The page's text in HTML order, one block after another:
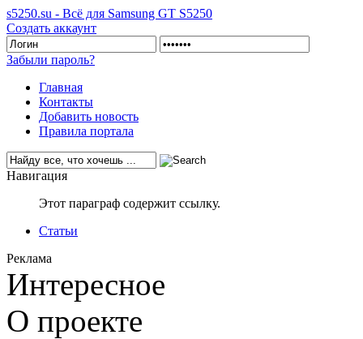
s5250.su - Всё для Samsung GT S5250
Создать аккаунт
Забыли пароль?
Главная
Контакты
Добавить новость
Правила портала
Навигация
Этот параграф содержит ссылку.
Статьи
Реклама
Интересное
О проекте